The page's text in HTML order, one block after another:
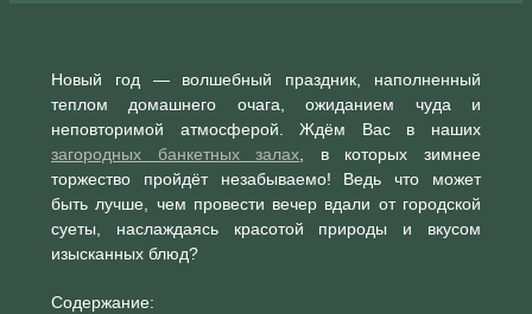
Новый год — волшебный праздник, наполненный
теплом домашнего очага, ожиданием чуда и
неповторимой атмосферой. Ждём Вас в наших
загородных банкетных залах , в которых зимнее
торжество пройдёт незабываемо! Ведь что может
быть лучше, чем провести вечер вдали от городской
суеты, наслаждаясь красотой природы и вкусом
изысканных блюд?
Содержание: